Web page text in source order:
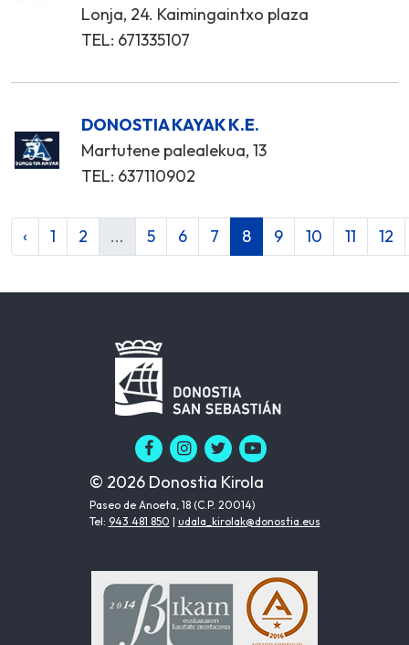
Lonja, 24. Kaimingaintxo plaza
TEL: 671335107
DONOSTIA KAYAK K.E.
Martutene palealekua, 13
TEL: 637110902
‹ 1 2 ... 5 6 7 8 9 10 11 12
© 2026 Donostia Kirola
Paseo de Anoeta, 18 (C.P. 20014)
Tel: 943 481 850 | udala_kirolak@donostia.eus